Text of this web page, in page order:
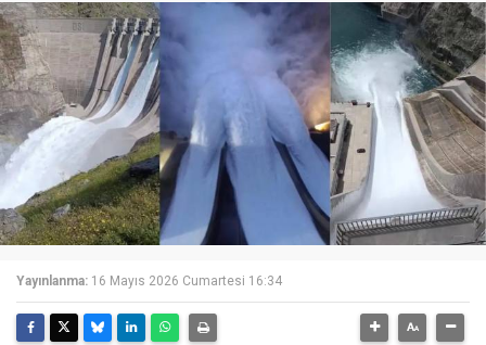
Yayınlanma: 16 Mayıs 2026 Cumartesi 16:34